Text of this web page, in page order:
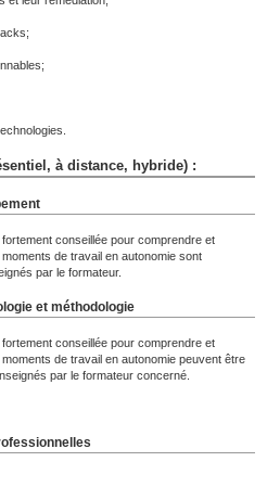
à distance, hybride) :
conseillée pour comprendre et
de travail en autonomie sont
par le formateur.
et méthodologie
conseillée pour comprendre et
de travail en autonomie peuvent être
par le formateur concerné.